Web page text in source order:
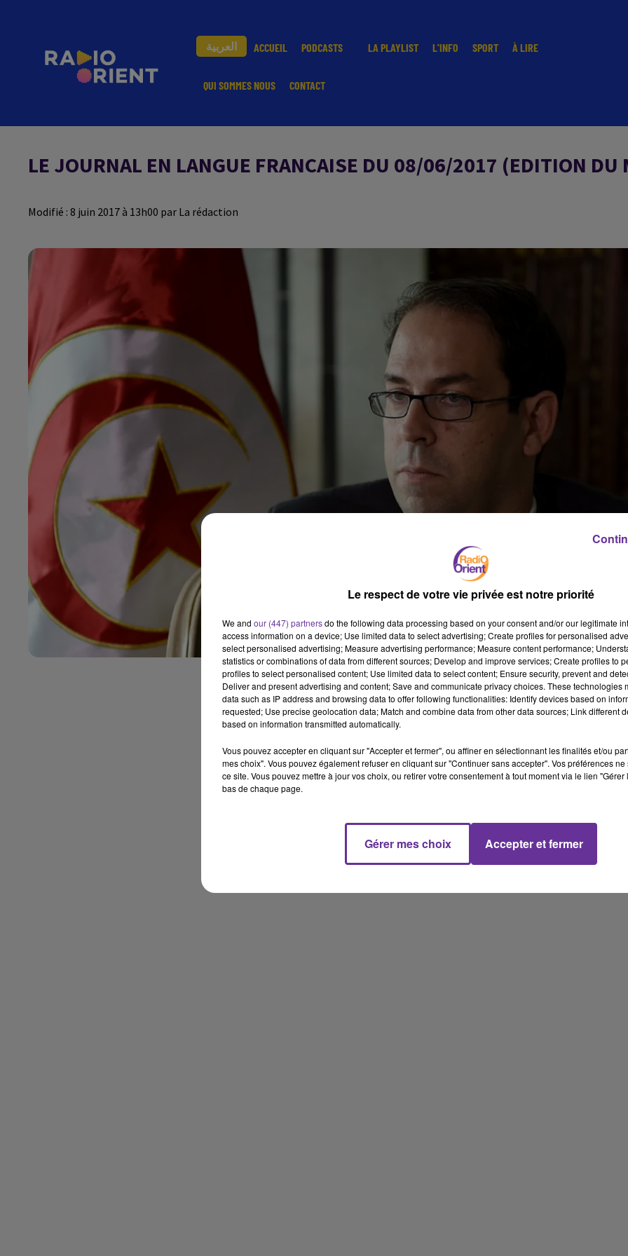
العربية ACCUEIL PODCASTS LA PLAYLIST L'INFO SPORT À LIRE
QUI SOMMES NOUS CONTACT
LE JOURNAL EN LANGUE FRANCAISE DU 08/06/2017 (EDITION DU
Modifié : 8 juin 2017 à 13h00 par La rédaction
Le respect de votre vie privée est notre priorité
We and our (447) partnersdo the following data processing based on your consent and/or our legitimate
access information on a device; Use limited data to select advertising; Create profiles for personalised
select personalised advertising; Measure advertising performance; Measure content performance;
statistics or combinations of data from different sources; Develop and improve services; Create profiles to
profiles to select personalised content; Use limited data to select content; Ensure security, prevent and
Deliver and present advertising and content; Save and communicate privacy choices. These technologies
data such as IP address and browsing data to offer following functionalities: Identify devices based on
requested; Use precise geolocation data; Match and combine data from other data sources; Link different
based on information transmitted automatically.
Vous pouvez accepter en cliquant sur "Accepter et fermer", ou affiner en sélectionnant les finalités et/ou
mes choix". Vous pouvez également refuser en cliquant sur "Continuer sans accepter". Vos préférences
ce site. Vous pouvez mettre à jour vos choix, ou retirer votre consentement à tout moment via le lien
bas de chaque page.
Gérer mes choix Accepter et fermer